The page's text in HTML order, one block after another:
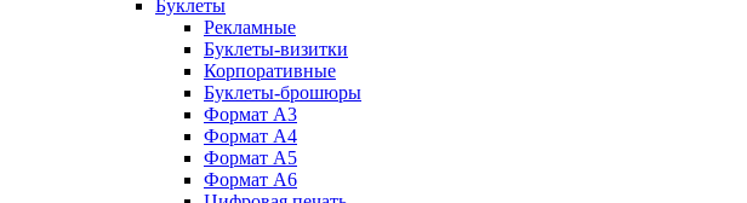
Буклеты
Рекламные
Буклеты-визитки
Корпоративные
Буклеты-брошюры
Формат А3
Формат А4
Формат А5
Формат А6